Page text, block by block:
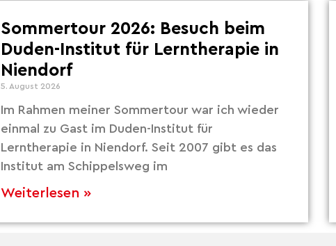
Sommertour 2026: Besuch beim
Duden-Institut für Lerntherapie in
Niendorf
5. August 2026
Im Rahmen meiner Sommertour war ich wieder
einmal zu Gast im Duden-Institut für
Lerntherapie in Niendorf. Seit 2007 gibt es das
Institut am Schippelsweg im
Weiterlesen »